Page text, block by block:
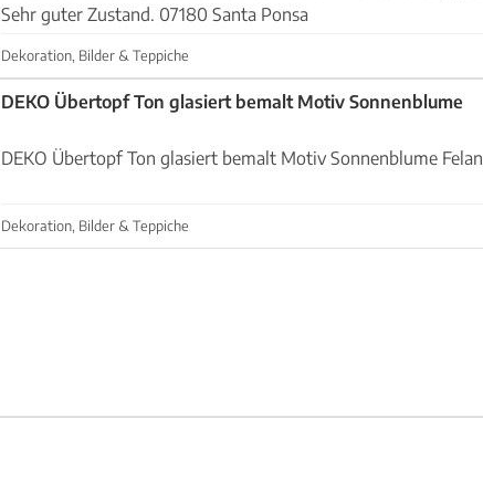
Sehr guter Zustand. 07180 Santa Ponsa
Dekoration, Bilder & Teppiche
DEKO Übertopf Ton glasiert bemalt Motiv Sonnenblume
DEKO Übertopf Ton glasiert bemalt Motiv Sonnenblume
Dekoration, Bilder & Teppiche